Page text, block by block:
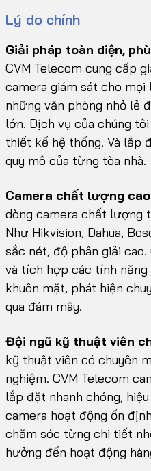
Lý do chính
Giải pháp toàn diện,
CVM Telecom cung cấp
camera giám sát cho
những văn phòng nhỏ lẻ
lớn. Dịch vụ của chúng
thiết kế hệ thống. Và lắp
quy mô của từng tòa nhà.
Camera chất lượng
dòng camera chất lượng
Như Hikvision, Dahua,
sắc nét, độ phân giải
và tích hợp các tính năng
khuôn mặt, phát hiện
qua đám mây.
Đội ngũ kỹ thuật viên
kỹ thuật viên có chuyên
nghiệm. CVM Telecom
lắp đặt nhanh chóng,
camera hoạt động ổn
chăm sóc từng chi tiết
hưởng đến hoạt động